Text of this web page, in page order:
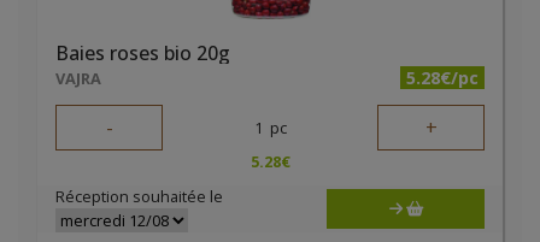
Baies roses bio 20g
VAJRA 5.28€/pc
- 1 pc +
5.28€
Réception souhaitée le